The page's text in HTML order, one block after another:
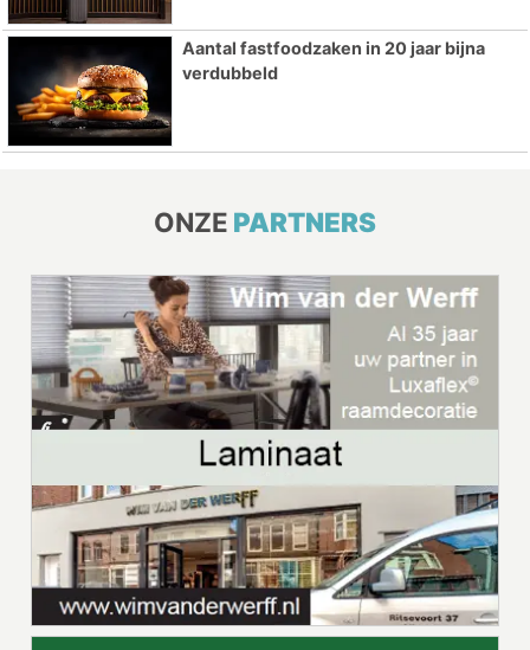
Aantal fastfoodzaken in 20 jaar bijna
verdubbeld
ONZE PARTNERS